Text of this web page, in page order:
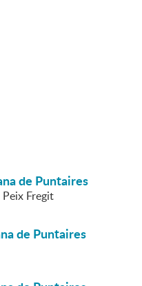
de Puntaires
Fregit
de Puntaires